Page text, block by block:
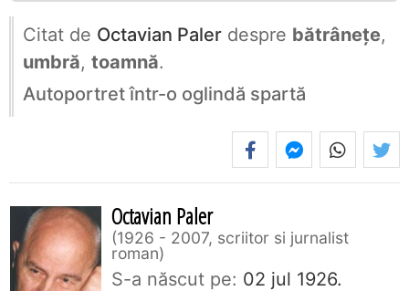
Citat de Octavian Paler despre bătrânețe,
umbră, toamnă.
Autoportret într-o oglindă spartă
Octavian Paler
1926 - 2007, scriitor si jurnalist
roman
S-a născut pe: 02 jul 1926.